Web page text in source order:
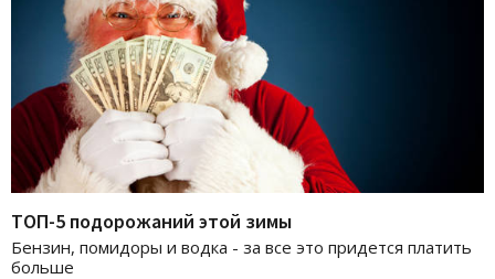
ТОП-5 подорожаний этой зимы
Бензин, помидоры и водка - за все это придется платить
больше